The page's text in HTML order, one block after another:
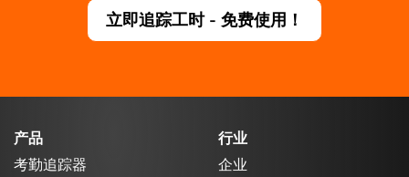
立即追踪工时 - 免费使用！
产品
考勤追踪器
行业
企业